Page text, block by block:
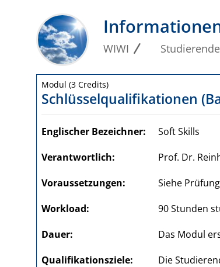
WIWI Studierende
Modul (3 Credits)
Schlüsselqualifikationen
Englischer Bezeichner
Soft Skills
Verantwortlich
Prof. Dr.
Voraus­setzungen
Siehe
Workload
90 Stunden
Dauer
Das Modul
Qualifikations­ziele
Die